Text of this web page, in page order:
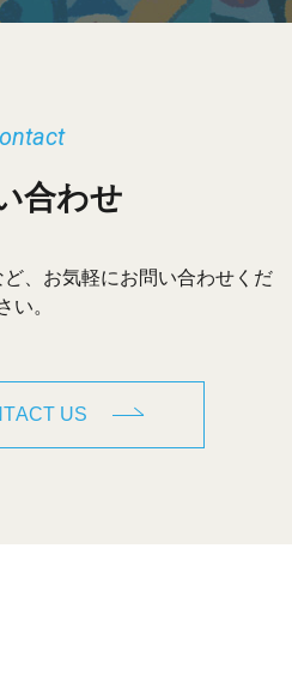
合わせ
、お気軽にお問い合わせくだ
い。
US